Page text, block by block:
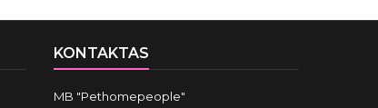
KONTAKTAS
MB "Pethomepeople"